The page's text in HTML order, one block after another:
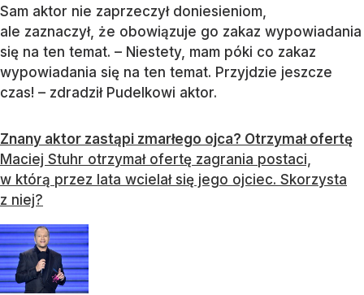
Sam aktor nie zaprzeczył doniesieniom,
ale zaznaczył, że obowiązuje go zakaz wypowiadania
się na ten temat. – Niestety, mam póki co zakaz
wypowiadania się na ten temat. Przyjdzie jeszcze
czas! – zdradził Pudelkowi aktor.
Znany aktor zastąpi zmarłego ojca? Otrzymał ofertę
Maciej Stuhr otrzymał ofertę zagrania postaci,
w którą przez lata wcielał się jego ojciec. Skorzysta
z niej?